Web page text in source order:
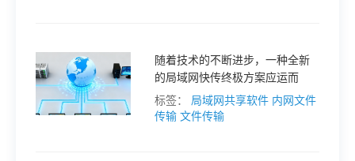
个。
随着技术的不断进步，一种全新
的局域网快传终极方案应运而
生，它能够彻底改变这一现状，
让内部文件共享变得如本地复制
标签： 局域网共享软件 内网文件
传输 文件传输